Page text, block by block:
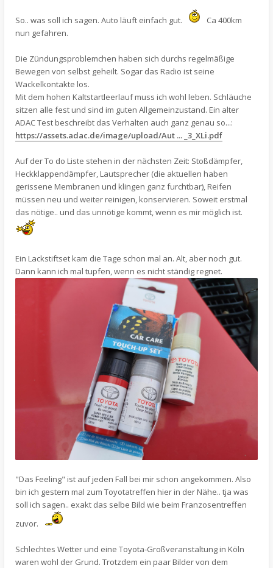
So.. was soll ich sagen. Auto läuft einfach gut.
Ca 400km
nun gefahren.
Die Zündungsproblemchen haben sich durchs regelmäßige
Bewegen von selbst geheilt. Sogar das Radio ist seine
Wackelkontakte los.
Mit dem hohen Kaltstartleerlauf muss ich wohl leben. Schläuche
sitzen alle fest und sind im guten Allgemeinzustand. Ein alter
ADAC Test beschreibt das Verhalten auch ganz genau so...:
https://assets.adac.de/image/upload/Aut ... _3_XLi.pdf
Auf der To do Liste stehen in der nächsten Zeit: Stoßdämpfer,
Heckklappendämpfer, Lautsprecher (die aktuellen haben
gerissene Membranen und klingen ganz furchtbar), Reifen
müssen neu und weiter reinigen, konservieren. Soweit erstmal
das nötige.. und das unnötige kommt, wenn es mir möglich ist.
Ein Lackstiftset kam die Tage schon mal an. Alt, aber noch gut.
Dann kann ich mal tupfen, wenn es nicht ständig regnet.
"Das Feeling" ist auf jeden Fall bei mir schon angekommen. Also
bin ich gestern mal zum Toyotatreffen hier in der Nähe.. tja was
soll ich sagen.. exakt das selbe Bild wie beim Franzosentreffen
zuvor.
Schlechtes Wetter und eine Toyota-Großveranstaltung in Köln
waren wohl der Grund. Trotzdem ein paar Bilder von dem